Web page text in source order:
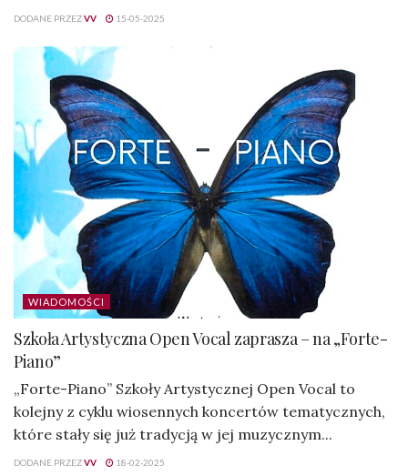
DODANE PRZEZVV 15-05-2025
WIADOMOŚCI
Szkoła Artystyczna Open Vocal zaprasza – na „Forte-
Piano”
„Forte-Piano” Szkoły Artystycznej Open Vocal to
kolejny z cyklu wiosennych koncertów tematycznych,
które stały się już tradycją w jej muzycznym...
DODANE PRZEZVV 18-02-2025